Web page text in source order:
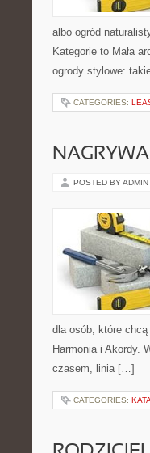
albo ogród
Kategorie to Mała
ogrody stylowe:
CATEGORIES:
POSTED BY ADMIN
dla osób, które
Harmonia i Akordy.
czasem, linia […]
CATEGORIES: